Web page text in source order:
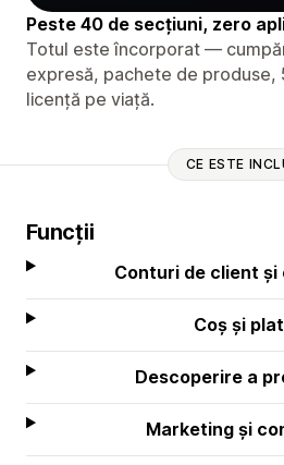
Peste 40 de secțiuni, zero
Totul este încorporat —
expresă, pachete de produse,
licență pe viață.
CE ESTE
Funcții
Conturi de client
Coș și
Descoperire a
Marketing și